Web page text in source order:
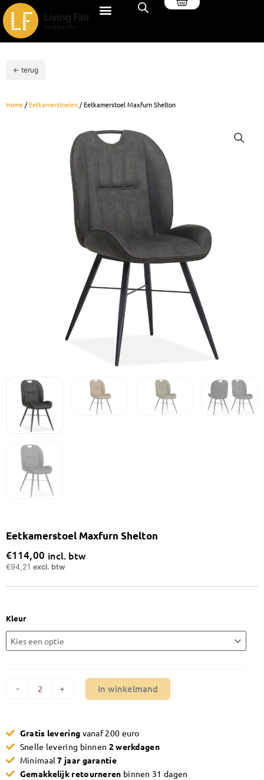
Ga
naar
de
inhoud
← terug
Home /Eetkamerstoelen / Eetkamerstoel Maxfurn Shelton
Eetkamerstoel Maxfurn Shelton
€114,00 incl. btw
€94,21 excl. btw
Kleur
-
Eetkamerstoel
Maxfurn
Shelton
+ In winkelmand
Gratis levering vanaf 200 euro
Snelle levering binnen 2 werkdagen
Minimaal7 jaar garantie
Gemakkelijk retourneren binnen 31 dagen